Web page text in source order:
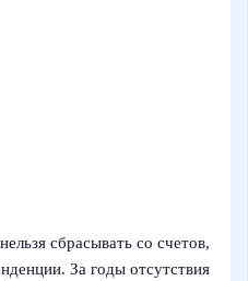
сбрасывать со счетов,
За годы отсутствия